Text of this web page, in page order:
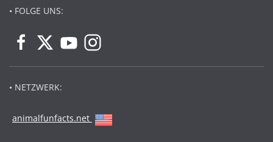
• FOLGE UNS:
• NETZWERK:
animalfunfacts.net